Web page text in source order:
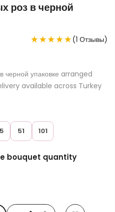
роз в черной
★★★★★(1 Отзывы)
черной упаковке arranged
available across Turkey
51 101
bouquet quantity